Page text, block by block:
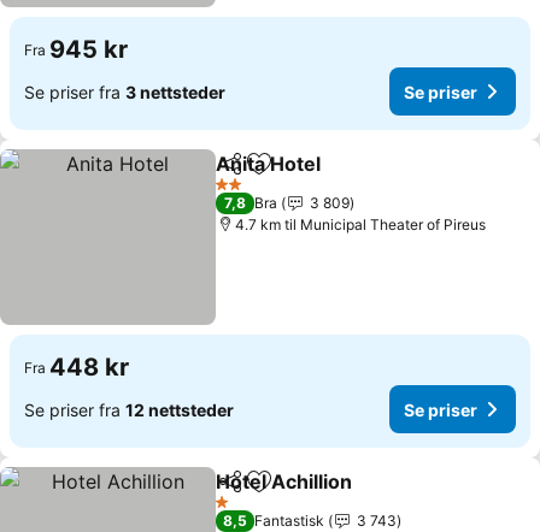
Fra 945 kr
Se priser fra 3 nettsteder Se priser
Del Legg til i favoritter
Anita Hotel
2 Stjerner
7,8 Bra
3 809
4.7 km til Municipal Theater of Pireus
Fra 448 kr
Se priser fra 12 nettsteder Se priser
Del Legg til i favoritter
Hotel Achillion
1 Stjerner
8,5 Fantastisk
3 743